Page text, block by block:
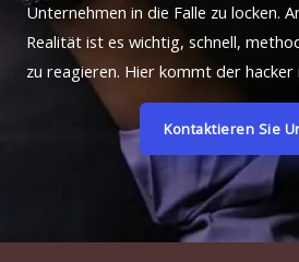
Unternehmen in die Falle zu locken.
Realität ist es wichtig, schnell,
zu reagieren. Hier kommt der hacker
Kontaktieren Sie